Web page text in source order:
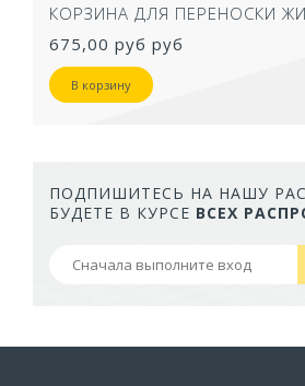
КОРЗИНА ДЛЯ ПЕРЕНОСКИ
675,00 руб руб
В корзину
ПОДПИШИТЕСЬ НА НАШУ
БУДЕТЕ В КУРСЕ ВСЕХ